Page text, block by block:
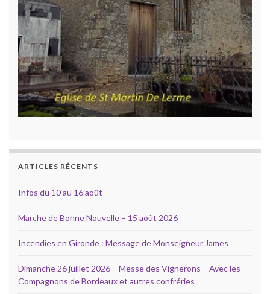
ARTICLES RÉCENTS
Infos du 10 au 16 août
Marche de Bonne Nouvelle – 15 août 2026
Incendies en Gironde : Message de Monseigneur James
Dimanche 26 juillet 2026 – Messe des Vignerons – Avec les
Compagnons de Bordeaux et autres confréries